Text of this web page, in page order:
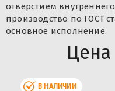
отверстием
производство по ГОСТ
основное исполнение.
Цена
В НАЛИЧИИ